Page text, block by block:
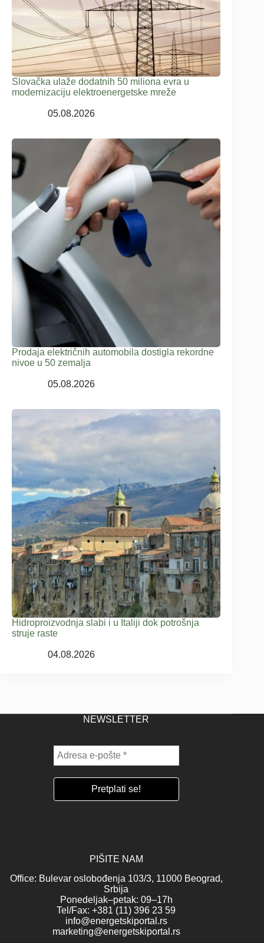
Slovačka ulaže dodatnih 50 miliona evra u
modernizaciju elektroenergetske mreže
05.08.2026
Prodaja električnih automobila dostigla rekordne
nivoe u 50 zemalja
05.08.2026
Hidroproizvodnja slabi i u Italiji dok potrošnja
struje raste
04.08.2026
NEWSLETTER
PIŠITE NAM
Office: Bulevar oslobođenja 103/3, 11000 Beograd,
Srbija
Ponedeljak–petak: 09–17h
Tel/Fax: +381 (11) 396 23 59
info@energetskiportal.rs
marketing@energetskiportal.rs